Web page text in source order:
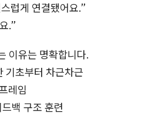
럽게 연결됐어요.”
.”
이유는 명확합니다.
기초부터 차근차근
레임
백 구조 훈련